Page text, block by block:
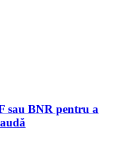
sau BNR pentru a